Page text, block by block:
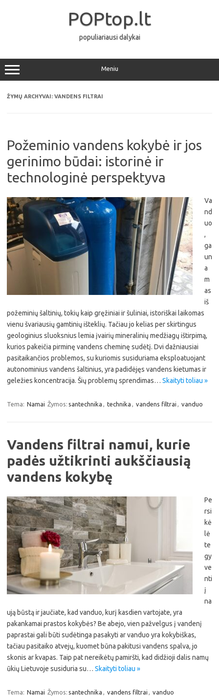
POPtop.lt
populiariausi dalykai
Meniu
ŽYMŲ ARCHYVAI: VANDENS FILTRAI
Požeminio vandens kokybė ir jos
gerinimo būdai: istorinė ir
technologinė perspektyva
Va
nd
uo
,
ga
un
a
m
as
iš
požeminių šaltinių, tokių kaip gręžiniai ir šuliniai, istoriškai laikomas
vienu švariausių gamtinių išteklių. Tačiau jo kelias per skirtingus
geologinius sluoksnius lemia įvairių mineralinių medžiagų ištirpimą,
kurios pakeičia pirminę vandens cheminę sudėtį. Dvi dažniausiai
pasitaikančios problemos, su kuriomis susiduriama eksploatuojant
autonominius vandens šaltinius, yra padidėjęs vandens kietumas ir
geležies koncentracija. Šių problemų sprendimas… Skaityti toliau »
Tema: Namai Žymos: santechnika , technika , vandens filtrai , vanduo
Vandens filtrai namui, kurie
padės užtikrinti aukščiausią
vandens kokybę
Pe
rsi
kė
lė
te
gy
ve
nti
į
na
ują būstą ir jaučiate, kad vanduo, kurį kasdien vartojate, yra
pakankamai prastos kokybės? Be abejo, vien pažvelgus į vandenį
paprastai gali būti sudėtinga pasakyti ar vanduo yra kokybiškas,
tačiau pasitaiko atvejų, kuomet būna pakitusi vandens spalva, jo
skonis ar kvapas. Taip pat nereikėtų pamiršti, kad didžioji dalis namų
ūkių Lietuvoje susiduria su… Skaityti toliau »
Tema: Namai Žymos: santechnika , vandens filtrai , vanduo